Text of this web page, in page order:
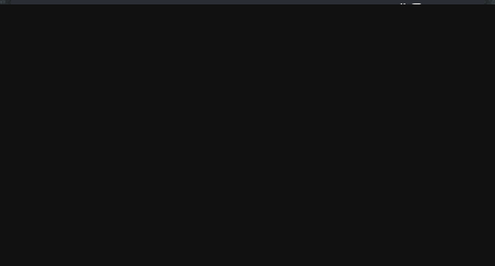
не может, все нужно с каким-то подвыподвертом" Я